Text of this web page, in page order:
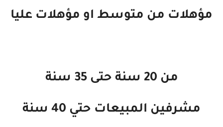
مؤهلات من متوسط او مؤهلات عليا
من 20 سنة حتى 35 سنة
مشرفين المبيعات حتي 40 سنة